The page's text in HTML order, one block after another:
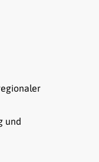
und